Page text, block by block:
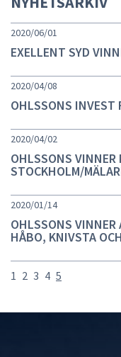
2020/06/01
EXELLENT SYD
2020/04/08
OHLSSONS INVEST
2020/04/02
OHLSSONS VINNER
STOCKHOLM/
2020/01/14
OHLSSONS
HÅBO, KNIVSTA
1 2 3 4 5